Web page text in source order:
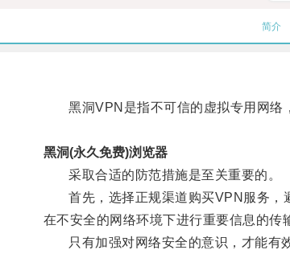
简介
黑洞VPN是指不可信的虚拟专用网络，
黑洞(永久免费)浏览器
采取合适的防范措施是至关重要的。
首先，选择正规渠道购买VPN服务，避
在不安全的网络环境下进行重要信息的传
只有加强对网络安全的意识，才能有效